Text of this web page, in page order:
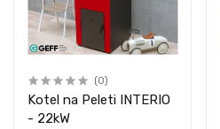
(0)
Kotel na Peleti INTERIO
- 22kW